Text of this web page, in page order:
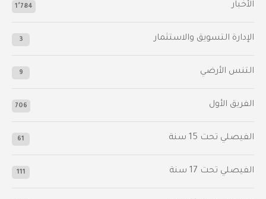
الأخبار 1٬784
الإدارة التسويق والاستثمار 3
التنس الأرضي 9
الفريق الأول 706
الفيصلي‬⁩ تحت 15 سنة 61
‫الفيصلي‬⁩ تحت 17 سنة 111